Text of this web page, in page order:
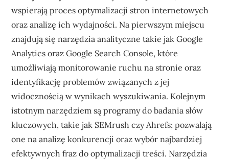
wspierają proces optymalizacji stron internetowych
oraz analizę ich wydajności. Na pierwszym miejscu
znajdują się narzędzia analityczne takie jak Google
Analytics oraz Google Search Console, które
umożliwiają monitorowanie ruchu na stronie oraz
identyfikację problemów związanych z jej
widocznością w wynikach wyszukiwania. Kolejnym
istotnym narzędziem są programy do badania słów
kluczowych, takie jak SEMrush czy Ahrefs; pozwalają
one na analizę konkurencji oraz wybór najbardziej
efektywnych fraz do optymalizacji treści. Narzędzia